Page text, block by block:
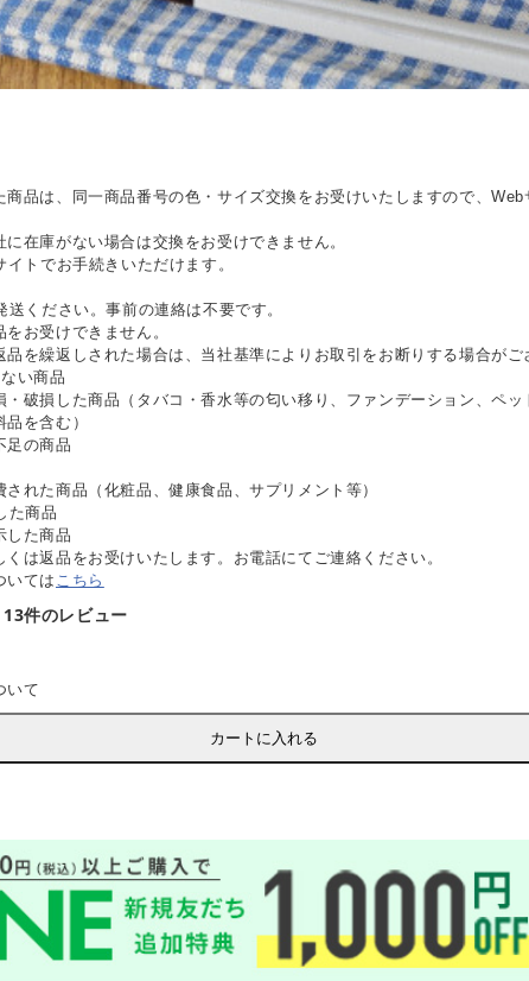
13件のレビュー
いて
カートに入れる
商品は、同一商品番号の色・サイズ交換をお受けいたしますので、
在庫がない場合は交換をお受けできません。
トでお手続きいただけます。
ください。事前の連絡は不要です。
お受けできません。
を繰返しされた場合は、当社基準によりお取引をお断りする場合がご
い商品
破損した商品（タバコ・香水等の匂い移り、ファンデーション、ペッ
を含む）
足の商品
れた商品（化粧品、健康食品、サプリメント等）
た商品
した商品
は返品をお受けいたします。お電話にてご連絡ください。
いては こちら